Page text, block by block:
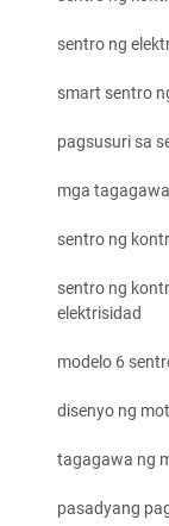
sentro ng
smart sentro
pagsusuri sa
mga
sentro ng
sentro ng
elektrisidad
modelo 6
disenyo ng
tagagawa ng
pasadyang